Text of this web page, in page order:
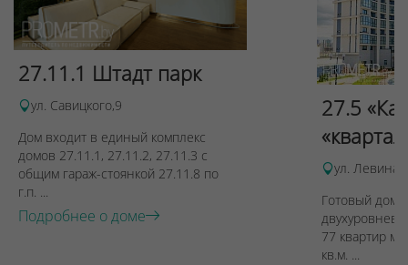
27.11.1 Штадт парк
ул. Савицкого,9
Дом входит в единый комплекс
домов 27.11.1, 27.11.2, 27.11.3 с
общим гараж-стоянкой 27.11.8 по
г.п. ...
Подробнее о доме
27.5
ул. Левина,
Готовый дом
77 квартир
кв.м. ...